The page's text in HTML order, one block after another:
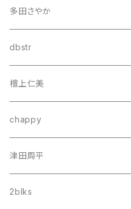
多田さやか
dbstr
檀上仁美
chappy
津田周平
2blks